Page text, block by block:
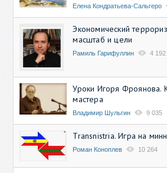
Елена Кондратьева-Сальгеро
Экономический
масштаб и цели
Рамиль Гарифуллин 4 192
Уроки Игоря Фроянова.
мастера
Владимир Шульгин 9 035
Transnistria. Игра на
Роман Коноплев 10 264